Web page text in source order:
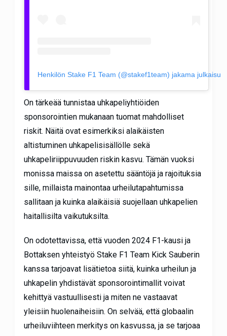
Henkilön Stake F1 Team (@stakef1team) jakama julkaisu
On tärkeää tunnistaa uhkapeliyhtiöiden
sponsorointien mukanaan tuomat mahdolliset
riskit. Näitä ovat esimerkiksi alaikäisten
altistuminen uhkapelisisällölle sekä
uhkapeliriippuvuuden riskin kasvu. Tämän vuoksi
monissa maissa on asetettu sääntöjä ja rajoituksia
sille, millaista mainontaa urheilutapahtumissa
sallitaan ja kuinka alaikäisiä suojellaan uhkapelien
haitallisilta vaikutuksilta.
On odotettavissa, että vuoden 2024 F1-kausi ja
Bottaksen yhteistyö Stake F1 Team Kick Sauberin
kanssa tarjoavat lisätietoa siitä, kuinka urheilun ja
uhkapelin yhdistävät sponsorointimallit voivat
kehittyä vastuullisesti ja miten ne vastaavat
yleisiin huolenaiheisiin. On selvää, että globaalin
urheiluviihteen merkitys on kasvussa, ja se tarjoaa